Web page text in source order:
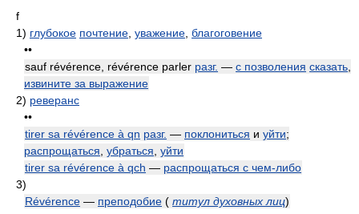
f
1) глубокое почтение уважение благоговение
••
sauf révérence, révérence parler разг. — с позволения сказать
извините за выражение
2) реверанс
••
tirer sa révérence à qn разг. — поклониться и уйти;
распрощаться убраться уйти
tirer sa révérence à qch — распрощаться с чем-либо
3)
Révérence — преподобие ( титул духовных лиц)